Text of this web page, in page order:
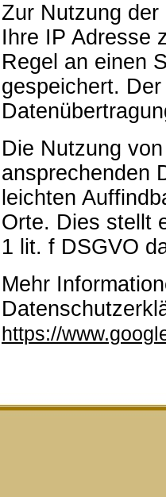
Zur Nutzung
Ihre IP Adresse
Regel an einen
gespeichert.
Die Nutzung
ansprechenden
leichten
Orte. Dies stellt
1 lit. f DSGVO
Mehr
https://